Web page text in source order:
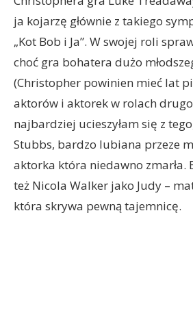
ja kojarzę głównie z takiego
„Kot Bob i Ja”. W swojej roli
choć gra bohatera dużo
(Christopher powinien mieć lat
aktorów i aktorek w rolach
najbardziej ucieszyłam się z
Stubbs, bardzo lubiana przeze
aktorka która niedawno zmarła.
też Nicola Walker jako Judy –
która skrywa pewną tajemnicę.